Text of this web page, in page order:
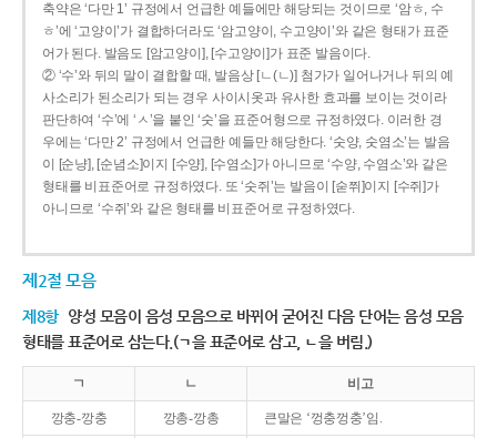
축약은 ‘다만 1’ 규정에서 언급한 예들에만 해당되는 것이므로 ‘암ㅎ, 수
ㅎ’에 ‘고양이’가 결합하더라도 ‘암고양이, 수고양이’와 같은 형태가 표준
어가 된다. 발음도 [암고양이], [수고양이]가 표준 발음이다.
② ‘수’와 뒤의 말이 결합할 때, 발음상 [ㄴ(ㄴ)] 첨가가 일어나거나 뒤의 예
사소리가 된소리가 되는 경우 사이시옷과 유사한 효과를 보이는 것이라
판단하여 ‘수’에 ‘ㅅ’을 붙인 ‘숫’을 표준어형으로 규정하였다. 이러한 경
우에는 ‘다만 2’ 규정에서 언급한 예들만 해당한다. ‘숫양, 숫염소’는 발음
이 [순냥], [순념소]이지 [수양], [수염소]가 아니므로 ‘수양, 수염소’와 같은
형태를 비표준어로 규정하였다. 또 ‘숫쥐’는 발음이 [숟쮜]이지 [수쥐]가
아니므로 ‘수쥐’와 같은 형태를 비표준어로 규정하였다.
제2절 모음
제8항 양성 모음이 음성 모음으로 바뀌어 굳어진 다음 단어는 음성 모음
형태를 표준어로 삼는다.(ㄱ을 표준어로 삼고, ㄴ을 버림.)
ㄱ ㄴ 비고
깡충-깡충 깡총-깡총 큰말은 ‘껑충껑충’임.